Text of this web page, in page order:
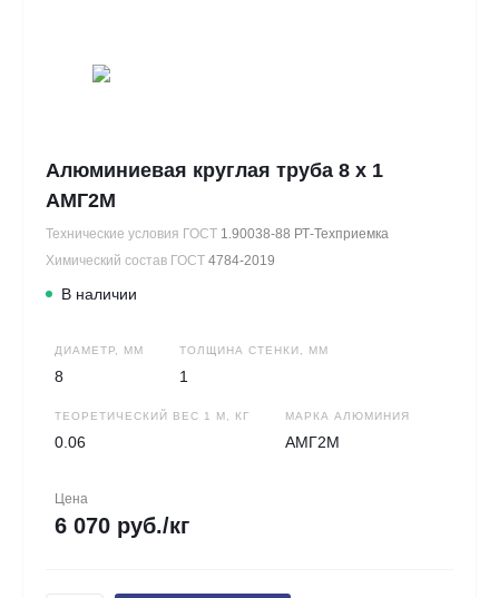
Алюминиевая круглая труба 8 х 1
АМГ2М
Технические условия ГОСТ 1.90038-88 РТ-Техприемка
Химический состав ГОСТ 4784-2019
В наличии
ДИАМЕТР, ММ
8
ТОЛЩИНА СТЕНКИ, ММ
1
ТЕОРЕТИЧЕСКИЙ ВЕС 1 М, КГ
0.06
МАРКА АЛЮМИНИЯ
АМГ2М
Цена
6 070 руб./кг